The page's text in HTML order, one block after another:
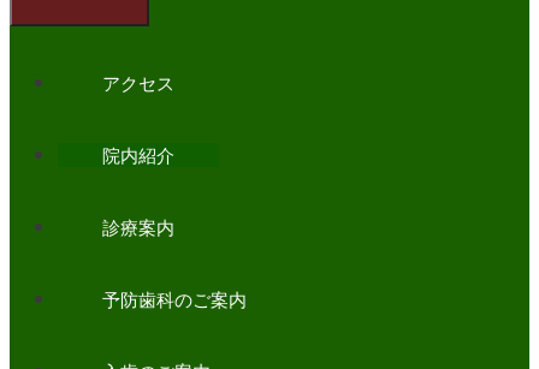
アクセス
院内紹介
診療案内
予防歯科のご案内